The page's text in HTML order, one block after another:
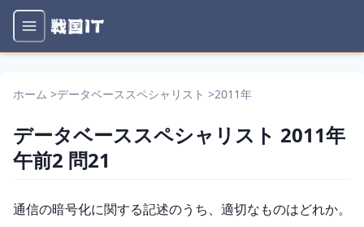
ホーム >データベーススペシャリスト >2011年
データベーススペシャリスト 2011年
午前2 問21
問題文
通信の暗号化に関する記述のうち、適切なものはどれか。